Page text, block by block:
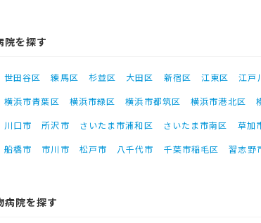
院を探す
世田谷区 練馬区 杉並区 大田区 新宿区 江東区 江戸
横浜市青葉区 横浜市緑区 横浜市都筑区 横浜市港北区
川口市 所沢市 さいたま市浦和区 さいたま市南区 草加
船橋市 市川市 松戸市 八千代市 千葉市稲毛区 習志野
病院を探す